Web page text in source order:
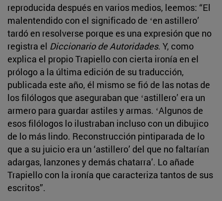
reproducida después en varios medios, leemos: “El
malentendido con el significado de ʻen astilleroʼ
tardó en resolverse porque es una expresión que no
registra el Diccionario de Autoridades. Y, como
explica el propio Trapiello con cierta ironía en el
prólogo a la última edición de su traducción,
publicada este año, él mismo se fió de las notas de
los filólogos que aseguraban que ʻastilleroʼ era un
armero para guardar astiles y armas. ʻAlgunos de
esos filólogos lo ilustraban incluso con un dibujico
de lo más lindo. Reconstrucción pintiparada de lo
que a su juicio era un ‘astillero’ del que no faltarían
adargas, lanzones y demás chatarraʼ. Lo añade
Trapiello con la ironía que caracteriza tantos de sus
escritos”.